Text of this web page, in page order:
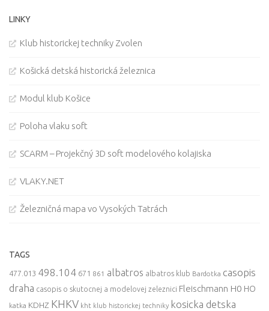
LINKY
Klub historickej techniky Zvolen
Košická detská historická železnica
Modul klub Košice
Poloha vlaku soft
SCARM – Projekčný 3D soft modelového kolajiska
VLAKY.NET
Železničná mapa vo Vysokých Tatrách
TAGS
477.013 498.104 671 861 albatros albatros klub Bardotka casopis
draha casopis o skutocnej a modelovej zeleznici Fleischmann H0 HO
katka KDHZ KHKV kht klub historickej techniky kosicka detska